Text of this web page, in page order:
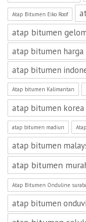
Atap Bitumen Eiko Roof
atap bitumen
atap bitumen harga
atap bitumen
Atap bitumen Kalimantan
atap bitumen korea
atap bitumen madiun
atap bitumen
atap bitumen
Atap Bitumen Onduline
atap bitumen